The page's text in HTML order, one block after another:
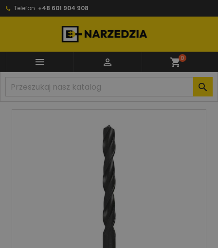
Telefon: +48 601 904 908
  shopping_cart0
